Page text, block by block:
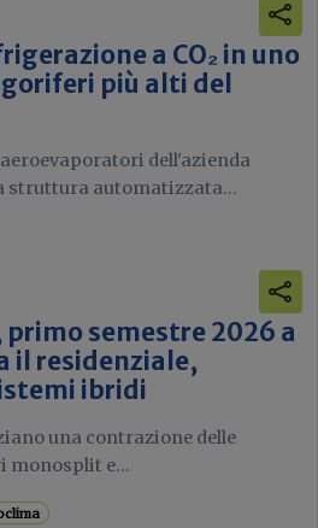
a CO₂ in uno
più alti del
dell'azienda
struttura automatizzata...
semestre 2026 a
il residenziale,
ibridi
una contrazione delle
monosplit e...